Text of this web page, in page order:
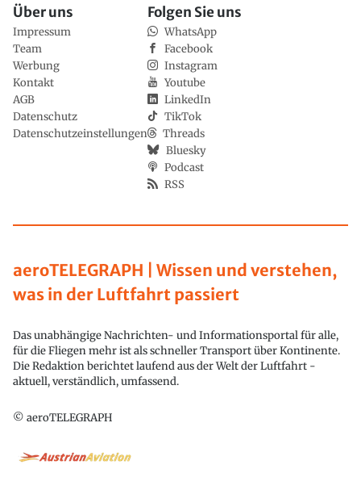
aeroTELEGRAPH | Wissen und verstehen,
was in der Luftfahrt passiert
Das unabhängige Nachrichten- und Informationsportal für alle,
für die Fliegen mehr ist als schneller Transport über Kontinente.
Die Redaktion berichtet laufend aus der Welt der Luftfahrt -
aktuell, verständlich, umfassend.
© aeroTELEGRAPH
Über uns
Impressum
Team
Werbung
Kontakt
AGB
Datenschutz
Datenschutzeinstellungen
Folgen Sie uns
WhatsApp
Facebook
Instagram
Youtube
LinkedIn
TikTok
Threads
Bluesky
Podcast
RSS